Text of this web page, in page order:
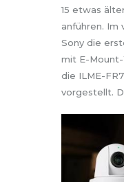
15 etwas
anführen. Im
Sony die
mit E-
die ILME-
vorgestellt.